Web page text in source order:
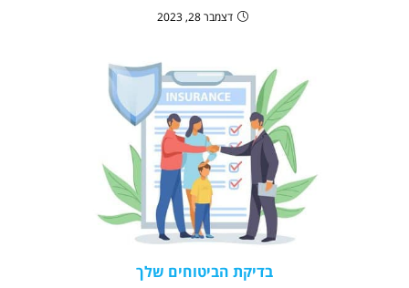
דצמבר 28, 2023
בדיקת הביטוחים שלך